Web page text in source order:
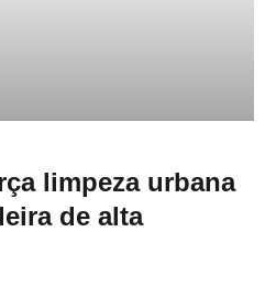
limpeza urbana
de alta